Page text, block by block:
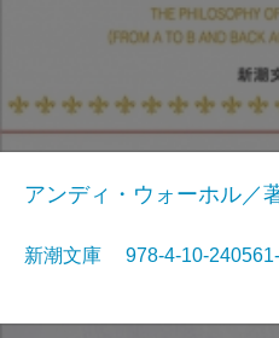
アンディ・ウォーホル／
新潮文庫 978-4-10-